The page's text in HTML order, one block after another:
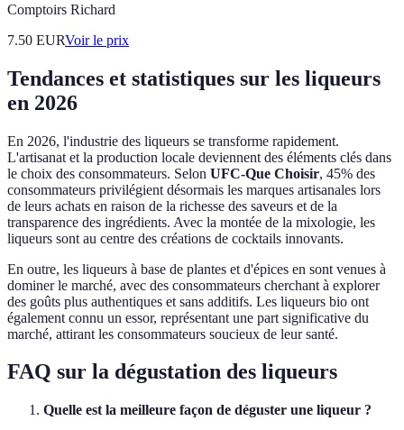
Comptoirs Richard
7.50 EURVoir le prix
Tendances et statistiques sur les liqueurs
en 2026
En 2026, l'industrie des liqueurs se transforme rapidement.
L'artisanat et la production locale deviennent des éléments clés dans
le choix des consommateurs. Selon UFC-Que Choisir, 45% des
consommateurs privilégient désormais les marques artisanales lors
de leurs achats en raison de la richesse des saveurs et de la
transparence des ingrédients. Avec la montée de la mixologie, les
liqueurs sont au centre des créations de cocktails innovants.
En outre, les liqueurs à base de plantes et d'épices en sont venues à
dominer le marché, avec des consommateurs cherchant à explorer
des goûts plus authentiques et sans additifs. Les liqueurs bio ont
également connu un essor, représentant une part significative du
marché, attirant les consommateurs soucieux de leur santé.
FAQ sur la dégustation des liqueurs
Quelle est la meilleure façon de déguster une liqueur ?